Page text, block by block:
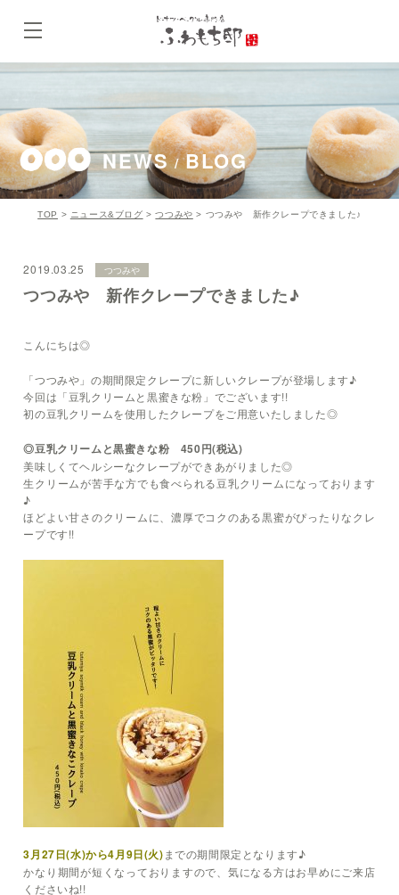
NEWS/BLOG
TOP > ニュース&ブログ >つつみや > つつみや 新作クレープできました♪
2019.03.25 つつみや
つつみや 新作クレープできました♪
こんにちは◎
「つつみや」の期間限定クレープに新しいクレープが登場します♪
今回は「豆乳クリームと黒蜜きな粉」でございます!!
初の豆乳クリームを使用したクレープをご用意いたしました◎
◎豆乳クリームと黒蜜きな粉 450円(税込)
美味しくてヘルシーなクレープができあがりました◎
生クリームが苦手な方でも食べられる豆乳クリームになっております
♪
ほどよい甘さのクリームに、濃厚でコクのある黒蜜がぴったりなクレ
ープです!!
3月27日(水)から4月9日(火)までの期間限定となります♪
かなり期間が短くなっておりますので、気になる方はお早めにご来店
くださいね!!